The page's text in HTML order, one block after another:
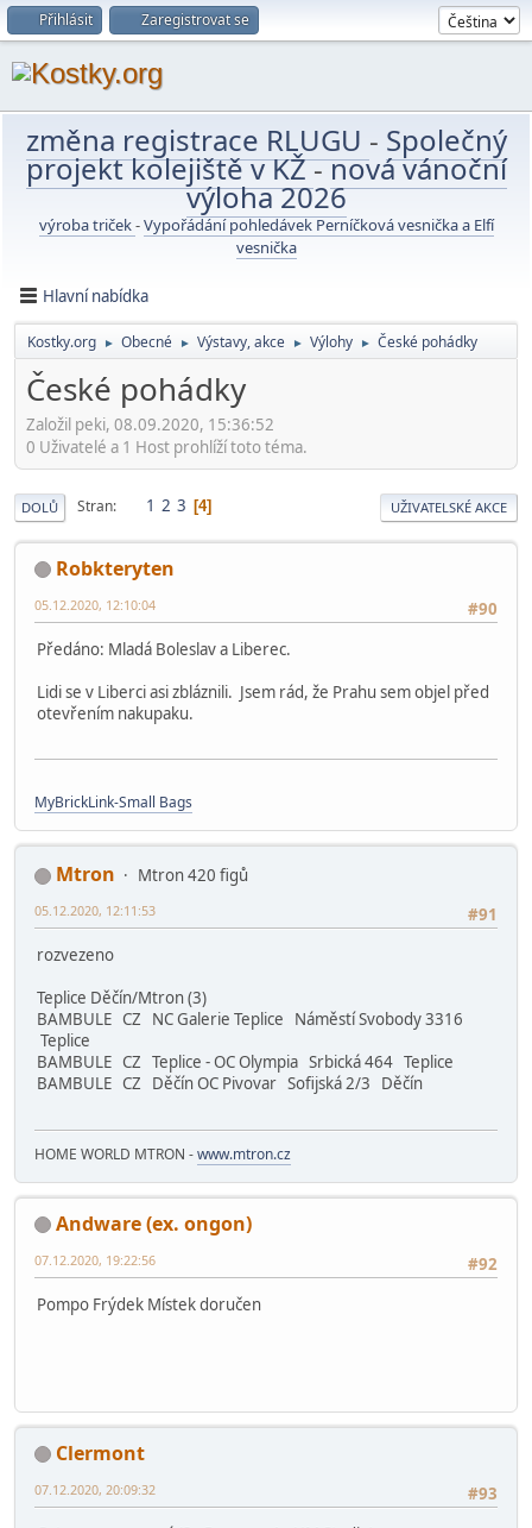
Přihlásit Zaregistrovat se
změna registrace RLUGU - Společný
projekt kolejiště v KŽ-nová vánoční
výloha 2026
výroba triček-Vypořádání pohledávek Perníčková vesnička a Elfí
vesnička
Hlavní nabídka
Kostky.org ► Obecné ► Výstavy, akce ► Výlohy ► České pohádky
České pohádky
Založil peki, 08.09.2020, 15:36:52
0 Uživatelé a 1 Host prohlíží toto téma.
DOLŮ Stran 1 2 3 4 UŽIVATELSKÉ AKCE
Robkteryten
#90
05.12.2020, 12:10:04
Předáno: Mladá Boleslav a Liberec.
Lidi se v Liberci asi zbláznili. Jsem rád, že Prahu sem objel před
otevřením nakupaku.
MyBrickLink-Small Bags
Mtron
Mtron 420 figů
#91
05.12.2020, 12:11:53
rozvezeno
Teplice Děčín/Mtron (3)
BAMBULE CZ NC Galerie Teplice Náměstí Svobody 3316
Teplice
BAMBULE CZ Teplice - OC Olympia Srbická 464 Teplice
BAMBULE CZ Děčín OC Pivovar Sofijská 2/3 Děčín
HOME WORLD MTRON -www.mtron.cz
Andware (ex. ongon)
#92
07.12.2020, 19:22:56
Pompo Frýdek Místek doručen
Clermont
#93
07.12.2020, 20:09:32